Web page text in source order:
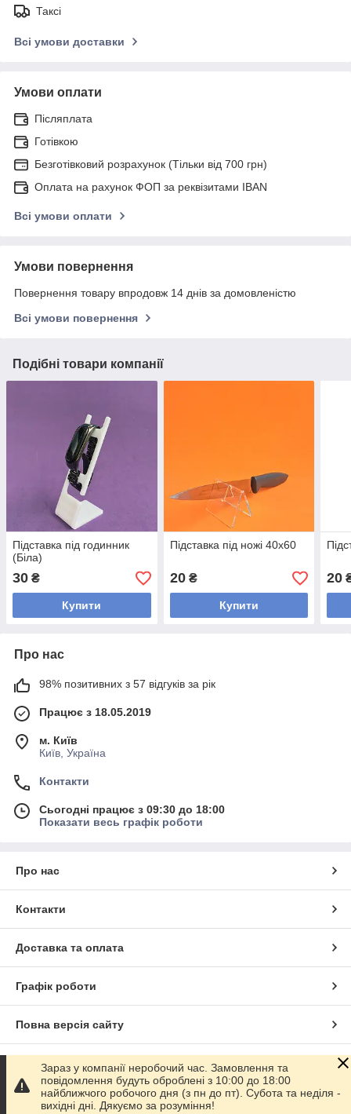
Таксі
Всі умови доставки
Умови оплати
Післяплата
Готівкою
Безготівковий розрахунок (Тільки від 700 грн)
Оплата на рахунок ФОП за реквізитами IBAN
Всі умови оплати
Умови повернення
Повернення товару впродовж 14 днів за домовленістю
Всі умови повернення
Подібні товари компанії
Підставка під годинник
(Біла)
30 ₴
Купити
Підставка під ножі 40х60
20₴
Купити
20
Про нас
98% позитивних з 57 відгуків за рік
Працює з 18.05.2019
м. Київ
Київ, Україна
Контакти
Сьогодні працює з 09:30 до 18:00
Показати весь графік роботи
Про нас
Контакти
Доставка та оплата
Графік роботи
Повна версія сайту
Сайт створено на маркетплейсіProm.ua
Політика конфіденційності
Зараз у компанії неробочий час. Замовлення та
повідомлення будуть оброблені з 10:00 до 18:00
найближчого робочого дня (з пн до пт). Субота та неділя -
вихідні дні. Дякуємо за розуміння!